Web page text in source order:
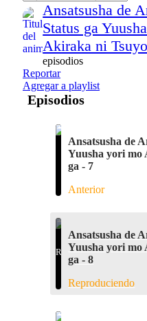
Ansatsusha de
Status ga
Akiraka ni
episodios
Reportar
Agregar a playlist
Episodios
Ansatsusha de
Yuusha yori mo
ga - 7
Anterior
Ansatsusha de
Yuusha yori mo
ga - 8
Reproduciendo